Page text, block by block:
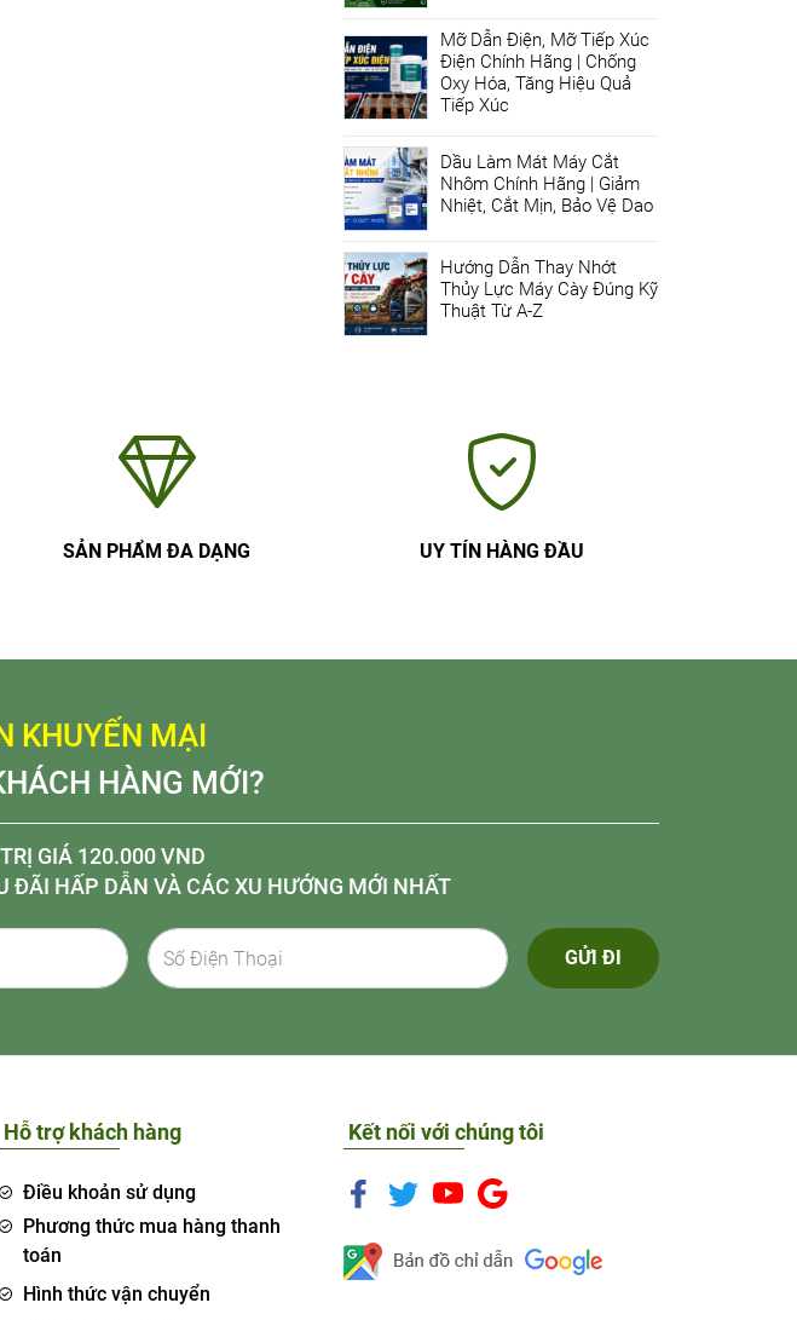
Mỡ Dẫn Điện, Mỡ Tiếp Xúc
Điện Chính Hãng | Chống
Oxy Hóa, Tăng Hiệu Quả
Tiếp Xúc
Dầu Làm Mát Máy Cắt
Nhôm Chính Hãng | Giảm
Nhiệt, Cắt Mịn, Bảo Vệ Dao
Hướng Dẫn Thay Nhớt
Thủy Lực Máy Cày Đúng Kỹ
Thuật Từ A-Z
SẢN PHẨM ĐA DẠNG UY TÍN HÀNG ĐẦU
KHUYẾN MẠI
HÀNG MỚI?
GIÁ 120.000 VND
ĐÃI HẤP DẪN VÀ CÁC XU HƯỚNG MỚI NHẤT
GỬI ĐI
Hỗ trợ khách hàng
Điều khoản sử dụng
Phương thức mua hàng thanh
toán
Hình thức vận chuyển
Kết nối với chúng tôi